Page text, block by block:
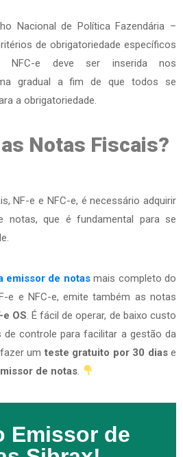
Nacional de Política Fazendária –
de obrigatoriedade específicos
NFC-e deve ser inserida nos
gradual a fim de que todos se
a obrigatoriedade.
Notas Fiscais?
NF-e e NFC-e, é necessário adquirir
notas, que é fundamental para se
emissor de notasmais completo do
e e NFC-e, emite também as notas
e OS. É fácil de operar, de baixo custo
controle para facilitar a gestão da
um teste gratuito por 30 diase
de notas.
Emissor de